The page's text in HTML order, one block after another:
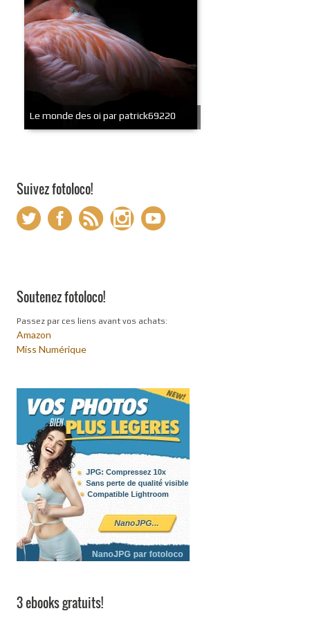
Le monde des oi par patrick69220
Suivez fotoloco!
Soutenez fotoloco!
Passez par ces liens avant vos achats:
Amazon
Miss Numérique
3 ebooks gratuits!